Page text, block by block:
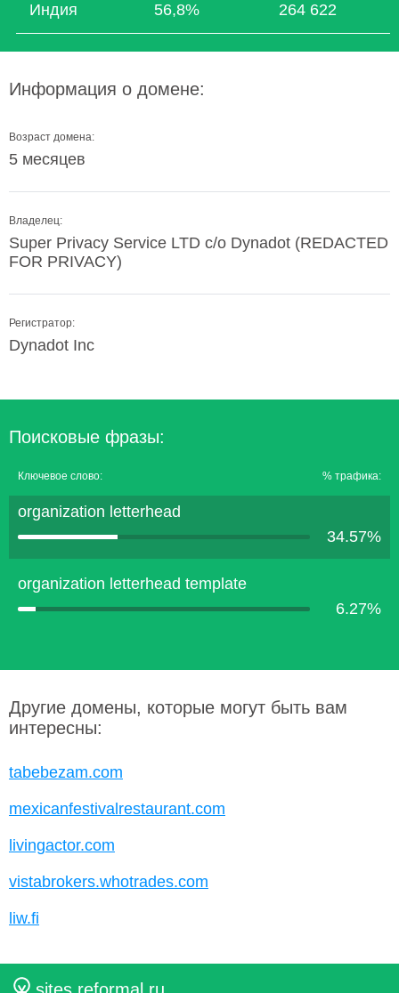
Индия 56,8% 264 622
Информация о домене:
Возраст домена:
5 месяцев
Владелец:
Super Privacy Service LTD c/o Dynadot (REDACTED
FOR PRIVACY)
Регистратор:
Dynadot Inc
Поисковые фразы:
Ключевое слово: % трафика:
organization letterhead
34.57%
organization letterhead template
6.27%
Другие домены, которые могут быть вам
интересны:
tabebezam.com
mexicanfestivalrestaurant.com
livingactor.com
vistabrokers.whotrades.com
liw.fi